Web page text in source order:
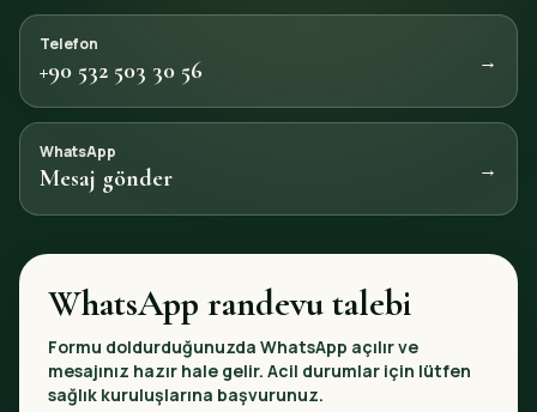
Telefon
+90 532 503 30 56 →
WhatsApp
Mesaj gönder →
WhatsApp randevu talebi
Formu doldurduğunuzda WhatsApp açılır ve
mesajınız hazır hale gelir. Acil durumlar için lütfen
sağlık kuruluşlarına başvurunuz.